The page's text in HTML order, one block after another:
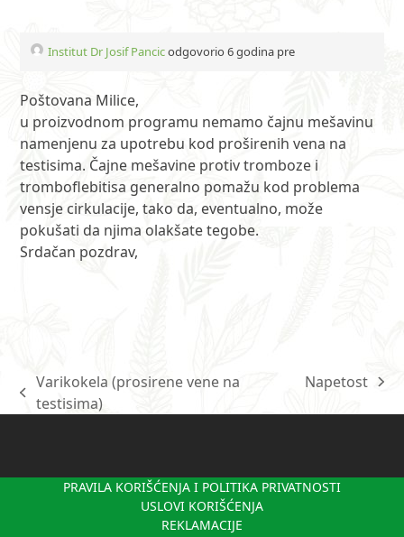
Institut Dr Josif Pancicodgovorio 6 godina pre
Poštovana Milice,
u proizvodnom programu nemamo čajnu mešavinu
namenjenu za upotrebu kod proširenih vena na
testisima. Čajne mešavine protiv tromboze i
tromboflebitisa generalno pomažu kod problema
vensje cirkulacije, tako da, eventualno, može
pokušati da njima olakšate tegobe.
Srdačan pozdrav,
previous
Varikokela (prosirene vene na
testisima)
next
post:
Napetost
PRAVILA KORIŠĆENJA I POLITIKA PRIVATNOSTI
USLOVI KORIŠĆENJA
REKLAMACIJE